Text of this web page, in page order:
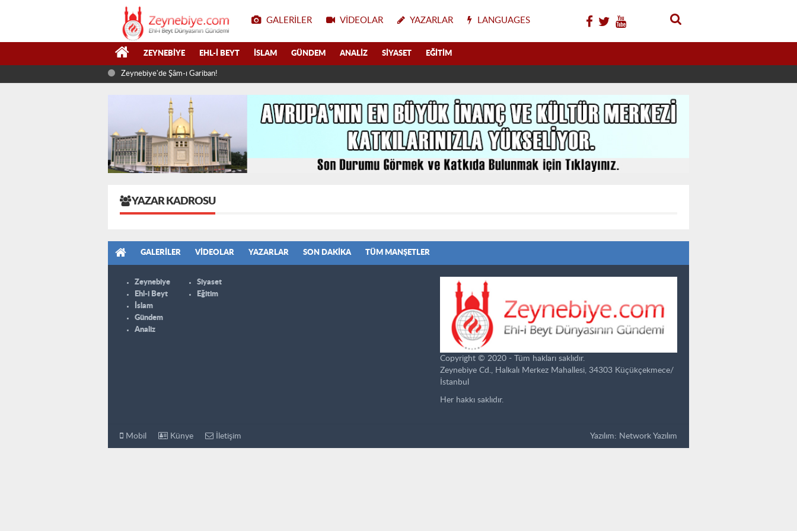
GALERILER VIDEOLAR YAZARLAR LANGUAGES
ZEYNEBIYE EHL-I BEYT İSLAM GÜNDEM ANALIZ SIYASET EĞITIM
Zeynebiye'de Şâm-ı Gariban!
YAZAR KADROSU
GALERILER VIDEOLAR YAZARLAR SON DAKIKA TÜM MANŞETLER
Zeynebiye
Ehl-i Beyt
İslam
Gündem
Analiz
Siyaset
Eğitim
Copyright © 2020 - Tüm hakları saklıdır.
Zeynebiye Cd., Halkalı Merkez Mahallesi, 34303 Küçükçekmece/
İstanbul
Her hakkı saklıdır.
Mobil Künye İletişim Yazılım: Network Yazılım